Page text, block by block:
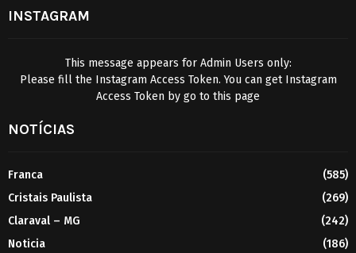
INSTAGRAM
This message appears for Admin Users only:
Please fill the Instagram Access Token. You can get Instagram
Access Token by go to this page
NOTÍCIAS
Franca
(585)
Cristais Paulista
(269)
Claraval – MG
(242)
Noticia
(186)